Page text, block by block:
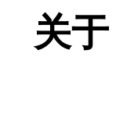
关于